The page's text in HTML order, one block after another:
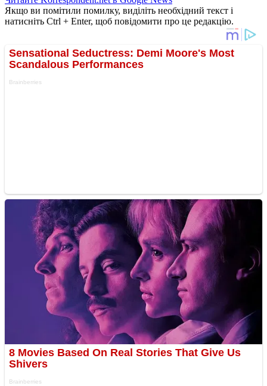
Якщо ви помітили помилку, виділіть необхідний текст і
натисніть Ctrl + Enter, щоб повідомити про це редакцію.